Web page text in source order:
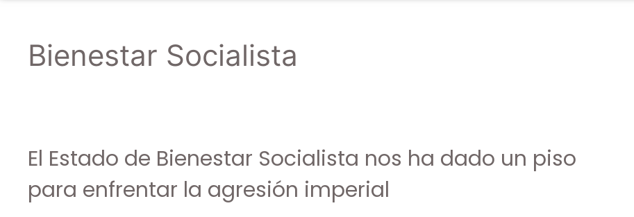
Bienestar Socialista
El Estado de Bienestar Socialista nos ha dado un piso
para enfrentar la agresión imperial